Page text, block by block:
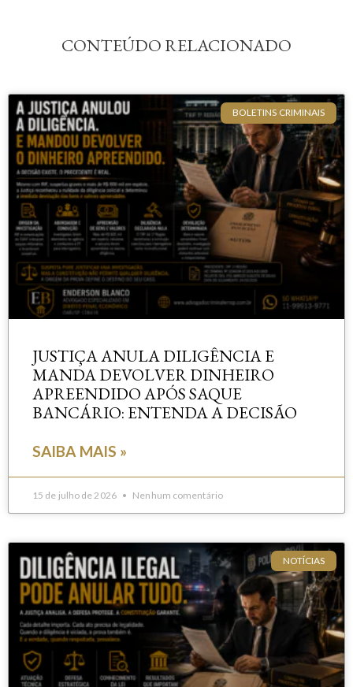
CONTEÚDO RELACIONADO
BOLETINS CRIMINAIS
JUSTIÇA ANULA DILIGÊNCIA E
MANDA DEVOLVER DINHEIRO
APREENDIDO APÓS SAQUE
BANCÁRIO: ENTENDA A DECISÃO
SAIBA MAIS »
15 de julho de 2026 Nenhum comentário
NOTÍCIAS